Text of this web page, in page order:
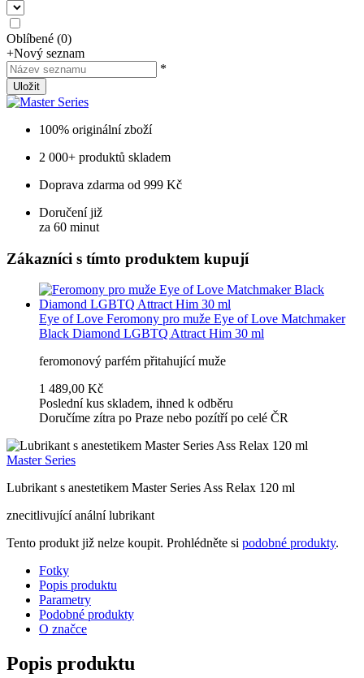
Oblíbené (0)
+Nový seznam
*
Uložit
100% originální zboží
2 000+ produktů skladem
Doprava zdarma od 999 Kč
Doručení již
za 60 minut
Zákazníci s tímto produktem kupují
Eye of Love Feromony pro muže Eye of Love Matchmaker
Black Diamond LGBTQ Attract Him 30 ml
feromonový parfém přitahující muže
1 489,00 Kč
Poslední kus skladem, ihned k odběru
Doručíme zítra po Praze nebo pozítří po celé ČR
Master Series
Lubrikant s anestetikem Master Series Ass Relax 120 ml
znecitlivující anální lubrikant
Tento produkt již nelze koupit. Prohlédněte si podobné produkty.
Fotky
Popis produktu
Parametry
Podobné produkty
O značce
Popis produktu